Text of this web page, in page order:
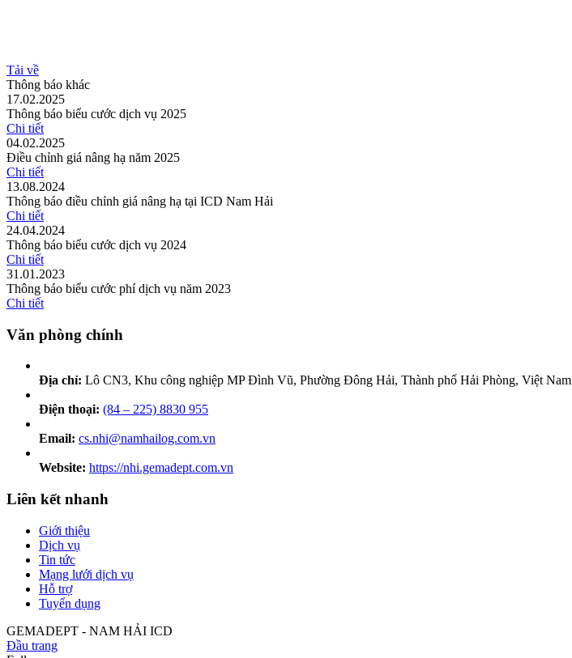
Tải về
Thông báo khác
17.02.2025
Thông báo biểu cước dịch vụ 2025
Chi tiết
04.02.2025
Điều chỉnh giá nâng hạ năm 2025
Chi tiết
13.08.2024
Thông báo điều chỉnh giá nâng hạ tại ICD Nam Hải
Chi tiết
24.04.2024
Thông báo biểu cước dịch vụ 2024
Chi tiết
31.01.2023
Thông báo biểu cước phí dịch vụ năm 2023
Chi tiết
Văn phòng chính
Địa chỉ: Lô CN3, Khu công nghiệp MP Đình Vũ, Phường Đông Hải, Thành phố Hải Phòng, Việt Nam
Điện thoại: (84 – 225) 8830 955
Email: cs.nhi@namhailog.com.vn
Website: https://nhi.gemadept.com.vn
Liên kết nhanh
Giới thiệu
Dịch vụ
Tin tức
Mạng lưới dịch vụ
Hỗ trợ
Tuyển dụng
GEMADEPT - NAM HẢI ICD
Đầu trang